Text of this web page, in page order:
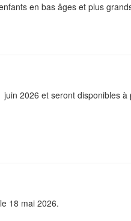
en bas âges et plus
2026 et seront disponibles
18 mai 2026.